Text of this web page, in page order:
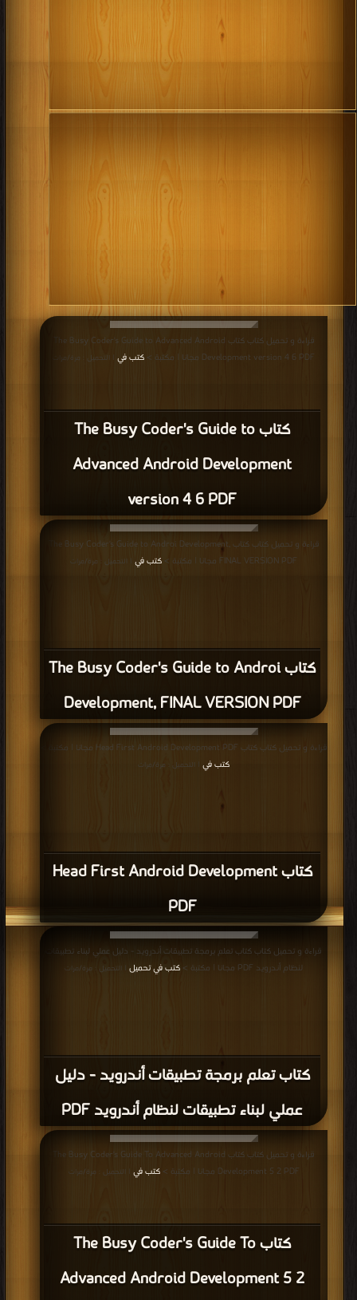
كتاب The Busy Coder's Guide to
Advanced Android Development
version 4 6 PDF
قراءة و تحميل كتاب كتاب The Busy Coder's Guide to Advanced Android
Development version 4 6 PDF مجانا | مكتبة >
كتب في | التحميل : مرة/مرات
كتاب The Busy Coder's Guide to Androi
Development, FINAL VERSION PDF
قراءة و تحميل كتاب كتاب The Busy Coder's Guide to Androi Development,
FINAL VERSION PDF مجانا | مكتبة >
كتب في | التحميل : مرة/مرات
كتاب Head First Android Development
PDF
قراءة و تحميل كتاب كتاب Head First Android Development PDF مجانا | مكتبة >
كتب في
| التحميل : مرة/مرات
كتاب تعلم برمجة تطبيقات أندرويد - دليل
عملي لبناء تطبيقات لنظام أندرويد PDF
قراءة و تحميل كتاب كتاب تعلم برمجة تطبيقات أندرويد - دليل عملي لبناء تطبيقات
لنظام أندرويد PDF مجانا | مكتبة >
كتب في تحميل | التحميل : مرة/مرات
كتاب The Busy Coder's Guide To
Advanced Android Development 5 2
قراءة و تحميل كتاب كتاب The Busy Coder's Guide To Advanced Android
Development 5 2 PDF مجانا | مكتبة >
كتب في | التحميل : مرة/مرات